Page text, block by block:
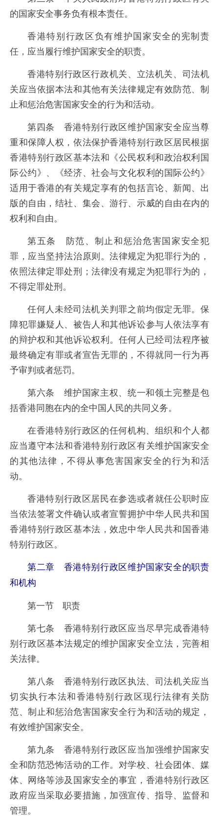
的国家安全事务负有根本责任。
香港特别行政区负有维护国家安全的宪制责
任，应当履行维护国家安全的职责。
香港特别行政区行政机关、立法机关、司法机
关应当依据本法和其他有关法律规定有效防范、制
止和惩治危害国家安全的行为和活动。
第四条 香港特别行政区维护国家安全应当尊
重和保障人权，依法保护香港特别行政区居民根据
香港特别行政区基本法和《公民权利和政治权利国
际公约》、《经济、社会与文化权利的国际公约》
适用于香港的有关规定享有的包括言论、新闻、出
版的自由，结社、集会、游行、示威的自由在内的
权利和自由。
第五条 防范、制止和惩治危害国家安全犯
罪，应当坚持法治原则。法律规定为犯罪行为的，
依照法律定罪处刑；法律没有规定为犯罪行为的，
不得定罪处刑。
任何人未经司法机关判罪之前均假定无罪。保
障犯罪嫌疑人、被告人和其他诉讼参与人依法享有
的辩护权和其他诉讼权利。任何人已经司法程序被
最终确定有罪或者宣告无罪的，不得就同一行为再
予审判或者惩罚。
第六条 维护国家主权、统一和领土完整是包
括香港同胞在内的全中国人民的共同义务。
在香港特别行政区的任何机构、组织和个人都
应当遵守本法和香港特别行政区有关维护国家安全
的其他法律，不得从事危害国家安全的行为和活
动。
香港特别行政区居民在参选或者就任公职时应
当依法签署文件确认或者宣誓拥护中华人民共和国
香港特别行政区基本法，效忠中华人民共和国香港
特别行政区。
第二章 香港特别行政区维护国家安全的职责
和机构
第一节 职责
第七条 香港特别行政区应当尽早完成香港特
别行政区基本法规定的维护国家安全立法，完善相
关法律。
第八条 香港特别行政区执法、司法机关应当
切实执行本法和香港特别行政区现行法律有关防
范、制止和惩治危害国家安全行为和活动的规定，
有效维护国家安全。
第九条 香港特别行政区应当加强维护国家安
全和防范恐怖活动的工作。对学校、社会团体、媒
体、网络等涉及国家安全的事宜，香港特别行政区
政府应当采取必要措施，加强宣传、指导、监督和
管理。